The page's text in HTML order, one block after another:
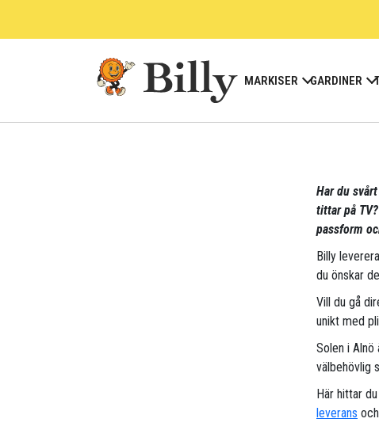
MARKISER GARDINER
Har du
tittar på
passform
Billy
du önskar
Vill du gå
unikt med
Solen i
välbehövlig
Här hittar
leverans och